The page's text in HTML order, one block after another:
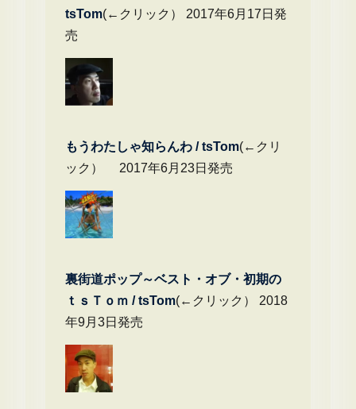
tsTom(←クリック） 2017年6月17日発
売
もうわたしゃ知らんわ / tsTom(←クリ
ック） 2017年6月23日発売
裏街道ポップ～ベスト・オブ・初期の
ｔｓＴｏｍ / tsTom(←クリック） 2018
年9月3日発売